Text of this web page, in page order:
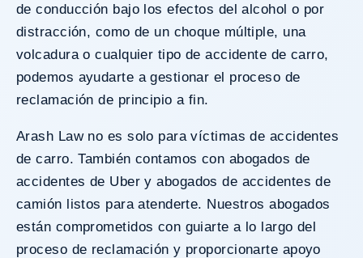
de conducción bajo los efectos del alcohol o por
distracción, como de un choque múltiple, una
volcadura o cualquier tipo de accidente de carro,
podemos ayudarte a gestionar el proceso de
reclamación de principio a fin.
Arash Law no es solo para víctimas de accidentes
de carro. También contamos con abogados de
accidentes de Uberyabogados de accidentes de
camión listos para atenderte. Nuestros abogados
están comprometidos con guiarte a lo largo del
proceso de reclamación y proporcionarte apoyo